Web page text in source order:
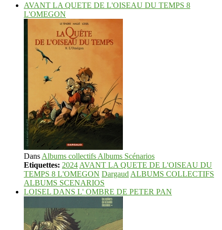
AVANT LA QUETE DE L'OISEAU DU TEMPS 8
L'OMEGON
Dans Albums collectifs Albums Scénarios
Etiquettes: 2024 AVANT LA QUETE DE L'OISEAU DU
TEMPS 8 L'OMEGON Dargaud ALBUMS COLLECTIFS
ALBUMS SCENARIOS
LOISEL DANS L' OMBRE DE PETER PAN